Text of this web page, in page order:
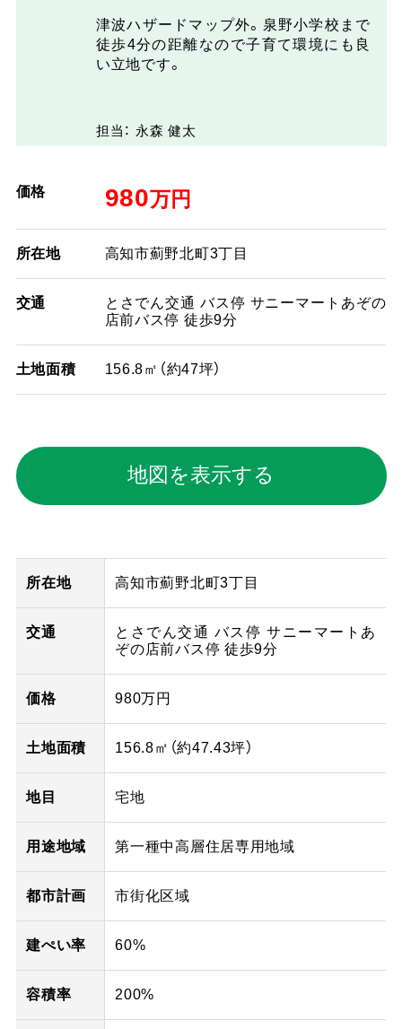
津波ハザードマップ外。泉野小学校まで
徒歩4分の距離なので子育て環境にも良
い立地です。
担当： 永森 健太
価格 980万円
所在地 高知市薊野北町3丁目
交通
とさでん交通 バス停 サニーマートあぞの
店前バス停 徒歩9分
土地面積 156.8㎡（約47坪）
地図を表示する
所在地 高知市薊野北町3丁目
交通
とさでん交通 バス停 サニーマートあ
ぞの店前バス停 徒歩9分
価格 980万円
土地面積 156.8㎡（約47.43坪）
地目 宅地
用途地域 第一種中高層住居専用地域
都市計画 市街化区域
建ぺい率 60%
容積率 200%